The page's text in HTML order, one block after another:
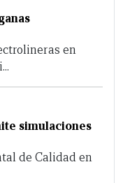
en
simulaciones
de Calidad en